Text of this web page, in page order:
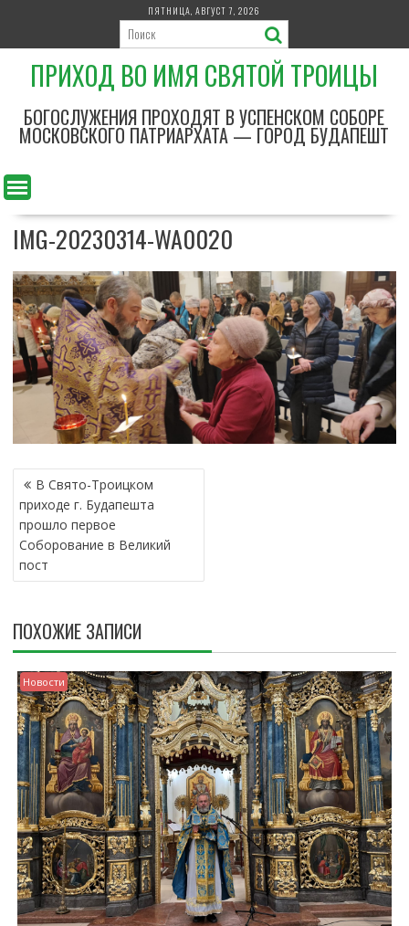
р
с
о
ПЯТНИЦА, АВГУСТ 7, 2026
ПРИХОД ВО ИМЯ СВЯТОЙ ТРОИЦЫ
БОГОСЛУЖЕНИЯ ПРОХОДЯТ В УСПЕНСКОМ СОБОРЕ
МОСКОВСКОГО ПАТРИАРХАТА — ГОРОД БУДАПЕШТ
IMG-20230314-WA0020
Н
А
В
И
Г
А
И
Я
П
О
З
А
П
И
С
Я
М
В Свято-Троицком
приходе г. Будапешта
прошло первое
Соборование в Великий
пост
ПОХОЖИЕ ЗАПИСИ
Новости